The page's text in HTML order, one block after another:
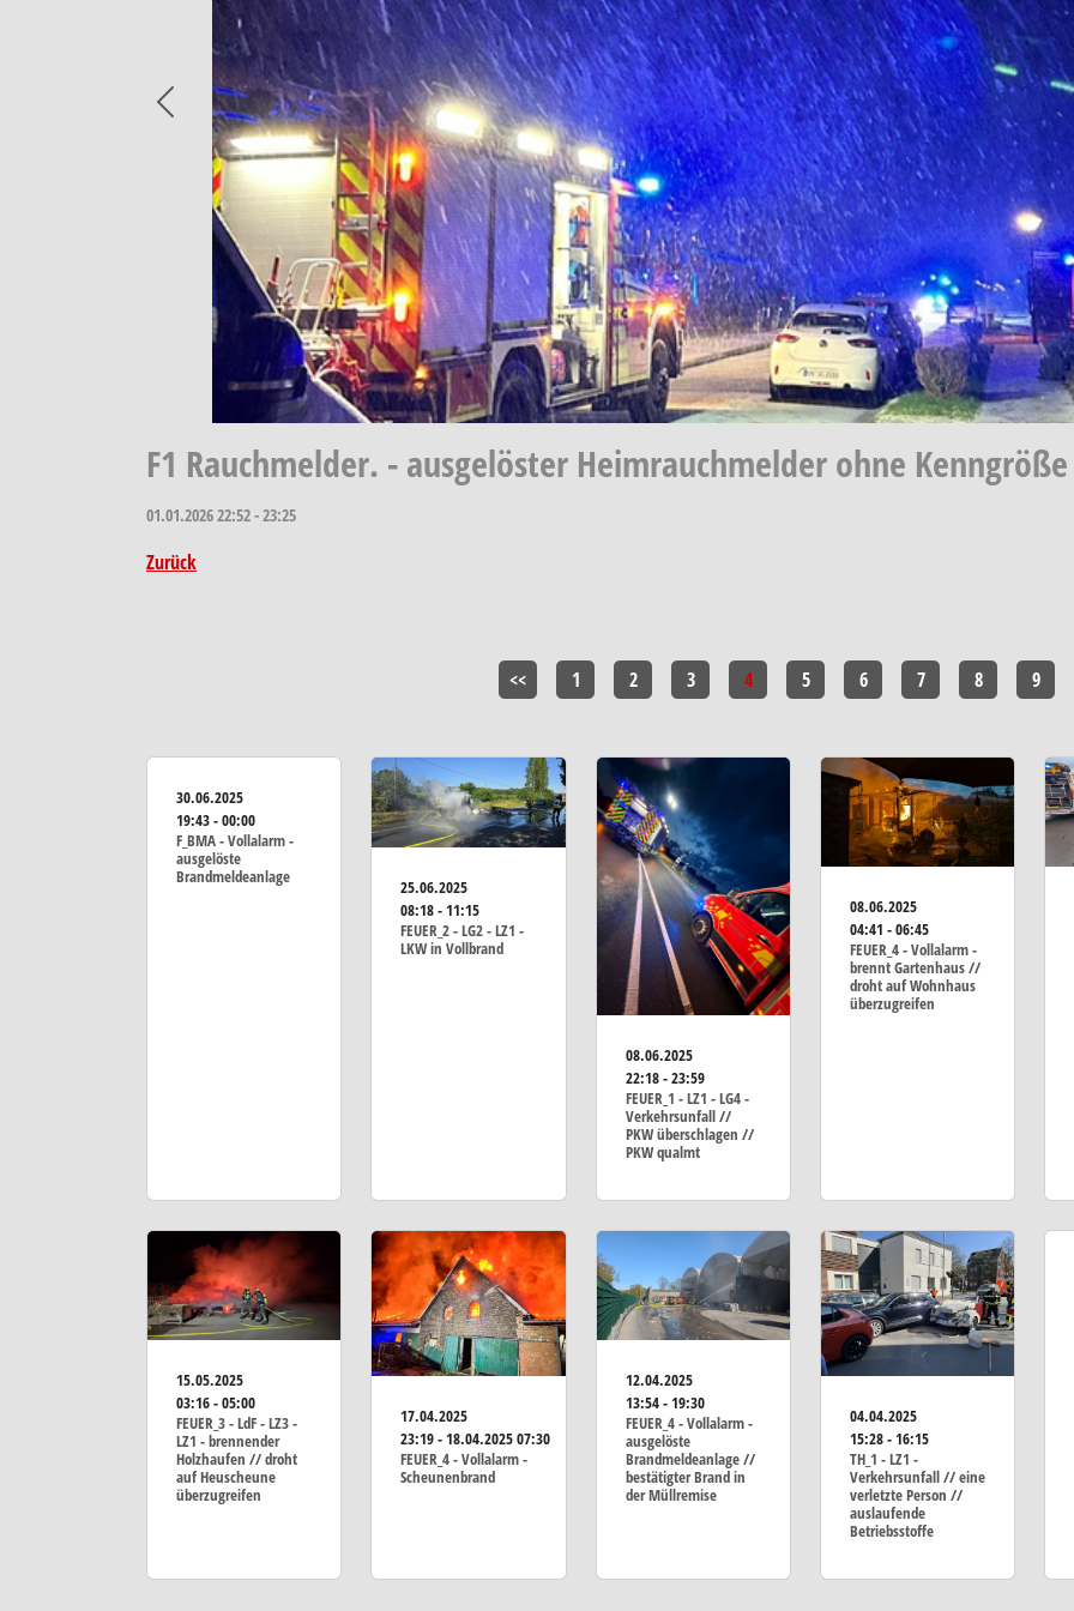
Previous
F1 Rauchmelder. - ausgelöster Heimrauchmelder ohne Kenngröße
01.01.202622:52 - 23:25
Zurück
<< 1 2 3 4 5 6 7 8 9
30.06.2025
19:43 - 00:00
F_BMA - Vollalarm -
ausgelöste
Brandmeldeanlage
25.06.2025
08:18 - 11:15
FEUER_2 - LG2 - LZ1 -
LKW in Vollbrand
08.06.2025
22:18 - 23:59
FEUER_1 - LZ1 - LG4 -
Verkehrsunfall //
PKW überschlagen //
PKW qualmt
08.06.2025
04:41 - 06:45
FEUER_4 - Vollalarm -
brennt Gartenhaus //
droht auf Wohnhaus
überzugreifen
15.05.2025
03:16 - 05:00
FEUER_3 - LdF - LZ3 -
LZ1 - brennender
Holzhaufen // droht
auf Heuscheune
überzugreifen
17.04.2025
23:19 - 18.04.2025 07:30
FEUER_4 - Vollalarm -
Scheunenbrand
12.04.2025
13:54 - 19:30
FEUER_4 - Vollalarm -
ausgelöste
Brandmeldeanlage //
bestätigter Brand in
der Müllremise
04.04.2025
15:28 - 16:15
TH_1 - LZ1 -
Verkehrsunfall // eine
verletzte Person //
auslaufende
Betriebsstoffe